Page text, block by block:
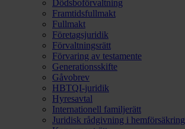
Dödsboförvaltning
Framtidsfullmakt
Fullmakt
Företagsjuridik
Förvaltningsrätt
Förvaring av testamente
Generationsskifte
Gåvobrev
HBTQI-juridik
Hyresavtal
Internationell familjerätt
Juridisk rådgivning i hemförsäkring